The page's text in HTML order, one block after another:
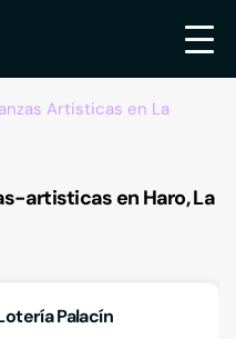
Artisticas en La
artisticas en Haro, La
Palacín